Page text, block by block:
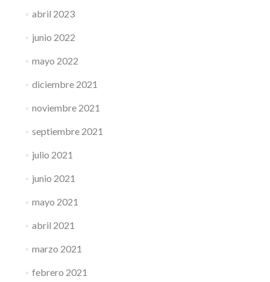
abril 2023
junio 2022
mayo 2022
diciembre 2021
noviembre 2021
septiembre 2021
julio 2021
junio 2021
mayo 2021
abril 2021
marzo 2021
febrero 2021